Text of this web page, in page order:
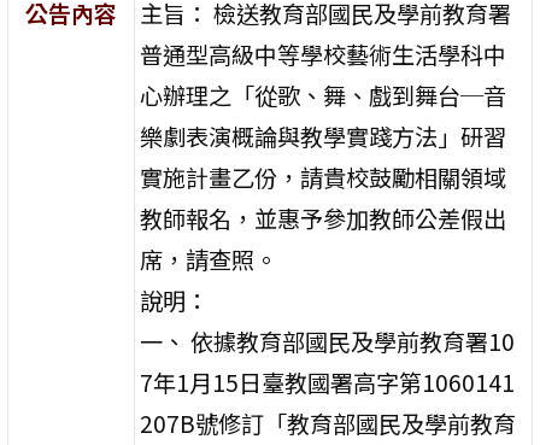
公告內容
主旨： 檢送教育部國民及學前教育署
普通型高級中等學校藝術生活學科中
心辦理之「從歌、舞、戲到舞台─音
樂劇表演概論與教學實踐方法」研習
實施計畫乙份，請貴校鼓勵相關領域
教師報名，並惠予參加教師公差假出
席，請查照。
說明：
一、 依據教育部國民及學前教育署10
7年1月15日臺教國署高字第1060141
207B號修訂「教育部國民及學前教育